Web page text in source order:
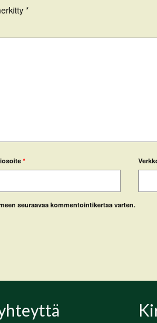
*
*
seuraavaa kommentointikertaa varten.